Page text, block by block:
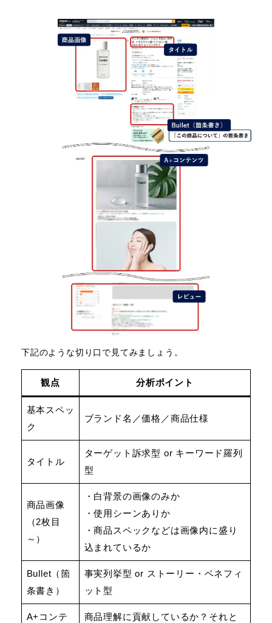
下記のような切り口で見てみましょう。
観点 分析ポイント
基本スペッ
ク
ブランド名／価格／商品仕様
タイトル
ターゲット訴求型 or キーワード羅列
型
商品画像
（2枚目
～）
・白背景の画像のみか
・使用シーンありか
・商品スペックなどは画像内に盛り
込まれているか
Bullet（箇
条書き）
事実列挙型 or ストーリー・ベネフィ
ット型
A+コンテ
商品理解に貢献しているか？それと